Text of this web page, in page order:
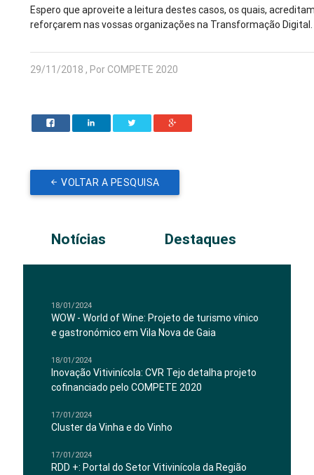
Espero que aproveite a leitura destes casos, os quais,
reforçarem nas vossas organizações na Transformação Digital.
29/11/2018 , Por COMPETE 2020
VOLTAR A PESQUISA
Notícias Destaques
18/01/2024
WOW - World of Wine: Projeto de turismo vínico
e gastronómico em Vila Nova de Gaia
18/01/2024
Inovação Vitivinícola: CVR Tejo detalha projeto
cofinanciado pelo COMPETE 2020
17/01/2024
Cluster da Vinha e do Vinho
17/01/2024
RDD +: Portal do Setor Vitivinícola da Região